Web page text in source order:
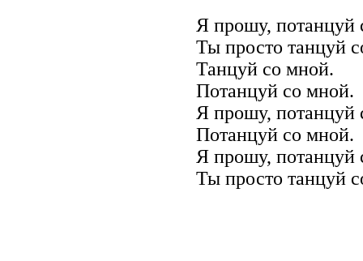
Я прошу, потанцуй
Ты просто танцуй
Танцуй со мной.
Потанцуй со мной.
Я прошу, потанцуй
Потанцуй со мной.
Я прошу, потанцуй
Ты просто танцуй